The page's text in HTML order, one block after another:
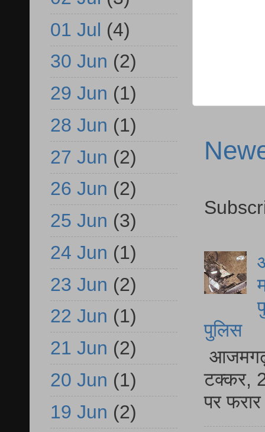
पुलिस
आजमगढ़
टक्कर,
पर
01 Jul (4)
30 Jun (2)
29 Jun (1)
28 Jun (1)
27 Jun (2)
26 Jun (2)
25 Jun (3)
24 Jun (1)
23 Jun (2)
22 Jun (1)
21 Jun (2)
20 Jun (1)
19 Jun (2)